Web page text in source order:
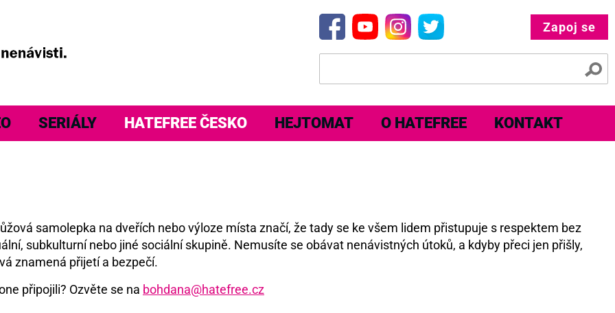
SERIÁLY HATEFREE ČESKO HEJTOMAT O HATEFREE KONTAKT
Zapoj se
samolepka na dveřích nebo výloze místa značí, že tady se ke všem lidem přistupuje s respektem bez
subkulturní nebo jiné sociální skupině. Nemusíte se obávat nenávistných útoků, a kdyby přeci jen přišly,
znamená přijetí a bezpečí.
připojili? Ozvěte se na bohdana@hatefree.cz